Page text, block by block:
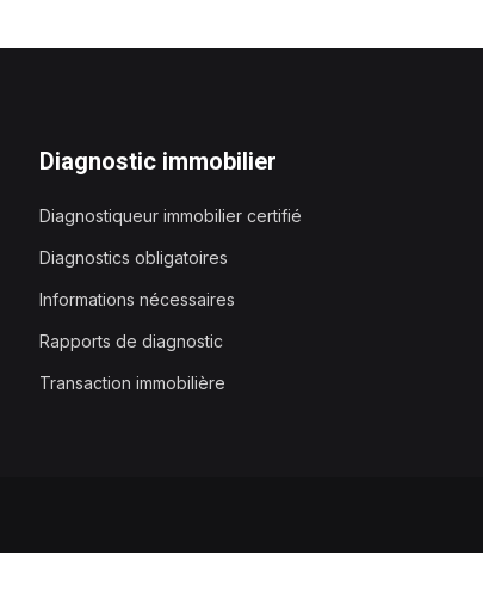
Diagnostic immobilier
Diagnostiqueur immobilier certifié
Diagnostics obligatoires
Informations nécessaires
Rapports de diagnostic
Transaction immobilière